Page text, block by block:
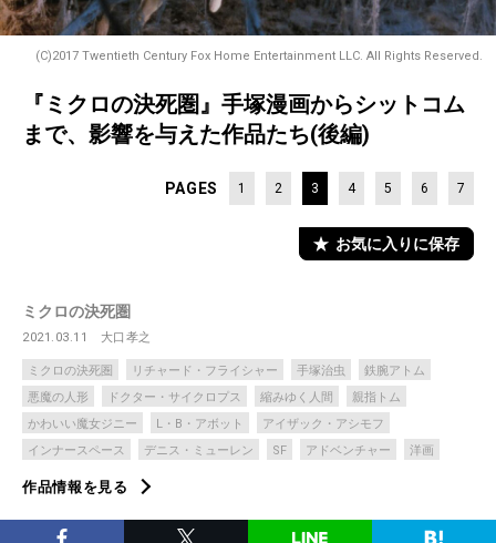
(C)2017 Twentieth Century Fox Home Entertainment LLC. All Rights Reserved.
『ミクロの決死圏』手塚漫画からシットコム
まで、影響を与えた作品たち(後編)
PAGES 1 2 3 4 5 6 7
お気に入りに保存
ミクロの決死圏
2021.03.11 大口孝之
ミクロの決死圏 リチャード・フライシャー 手塚治虫
鉄腕アトム
悪魔の人形
ドクター・サイクロプス 縮みゆく人間
親指トム
かわいい魔女ジニー
L・B・アボット
アイザック・アシモフ
インナースペース
デニス・ミューレン SF アドベンチャー 洋画
作品情報を見る